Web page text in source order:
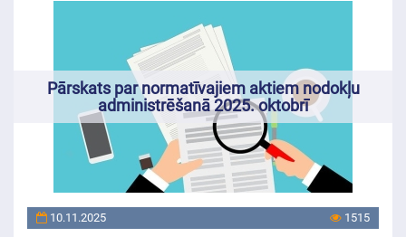
Pārskats par normatīvajiem aktiem nodokļu
administrēšanā 2025. oktobrī
10.11.2025 1515